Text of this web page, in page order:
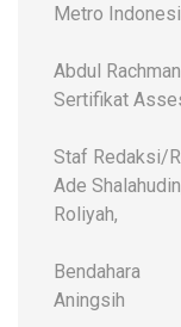
Metro
Abdul Rachman
Sertifikat
Staf Redaksi/
Ade
Roliyah,
Bendahara
Aningsih